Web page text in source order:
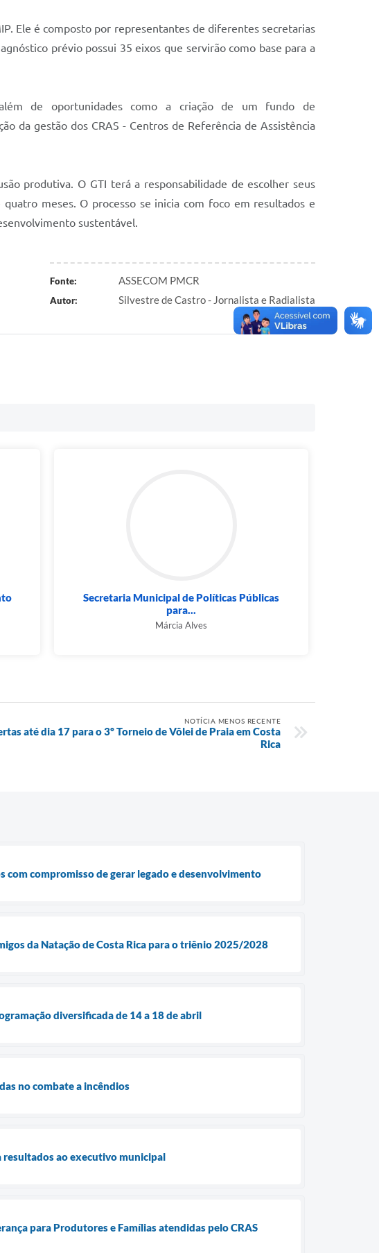
Ele é composto por representantes de diferentes secretarias
prévio possui 35 eixos que servirão como base para a
de oportunidades como a criação de um fundo de
da gestão dos CRAS - Centros de Referência de Assistência
produtiva. O GTI terá a responsabilidade de escolher seus
meses. O processo se inicia com foco em resultados e
sustentável.
Fonte: ASSECOM PMCR
Autor: Silvestre de Castro - Jornalista e Radialista
Secretaria Municipal de Políticas Públicas
para...
Márcia Alves
NOTÍCIA MENOS RECENTE
até dia 17 para o 3º Torneio de Vôlei de Praia em Costa
Rica
com compromisso de gerar legado e desenvolvimento
da Natação de Costa Rica para o triênio 2025/2028
diversificada de 14 a 18 de abril
no combate a incêndios
resultados ao executivo municipal
para Produtores e Famílias atendidas pelo CRAS